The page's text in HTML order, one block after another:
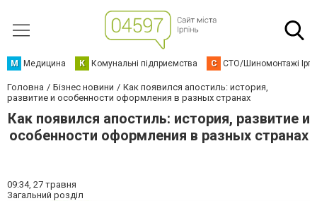
М Медицина К Комунальні підприємства С СТО/Шиномонтажі
Головна Бізнес новини
Как появился апостиль: история,
развитие и особенности оформления в разных странах
Как появился апостиль: история, развитие и
особенности оформления в разных странах
09:34, 27 травня
Загальний розділ